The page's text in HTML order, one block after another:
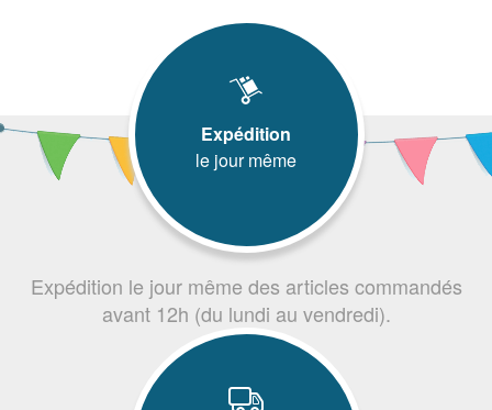
Expédition
le jour même
Expédition le jour même des articles commandés
avant 12h (du lundi au vendredi).